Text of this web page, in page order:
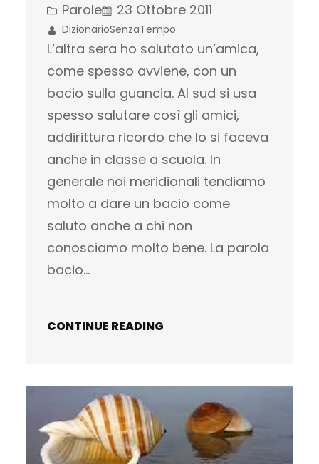
Parole 23 Ottobre 2011
DizionarioSenzaTempo
L’altra sera ho salutato un’amica,
come spesso avviene, con un
bacio sulla guancia. Al sud si usa
spesso salutare così gli amici,
addirittura ricordo che lo si faceva
anche in classe a scuola. In
generale noi meridionali tendiamo
molto a dare un bacio come
saluto anche a chi non
conosciamo molto bene. La parola
bacio…
CONTINUE READING